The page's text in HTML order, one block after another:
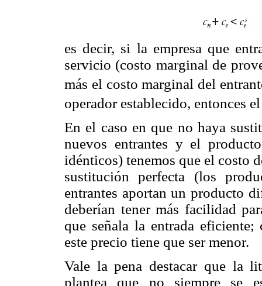
es decir, si la empresa que
servicio (costo marginal de
más el costo marginal del
operador establecido, entonces
En el caso en que no haya
nuevos entrantes y el
idénticos) tenemos que el costo
sustitución perfecta (los
entrantes aportan un producto
deberían tener más facilidad
que señala la entrada
este precio tiene que ser menor.
Vale la pena destacar que la
plantea que no siempre se